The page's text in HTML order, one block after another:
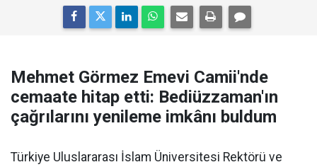
Mehmet Görmez Emevi Camii'nde
cemaate hitap etti: Bediüzzaman'ın
çağrılarını yenileme imkânı buldum
Türkiye Uluslararası İslam Üniversitesi Rektörü ve